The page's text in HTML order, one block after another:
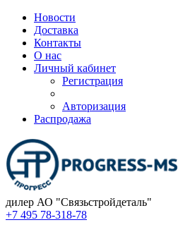
Новости
Доставка
Контакты
О нас
Личный кабинет
Регистрация
Авторизация
Распродажа
дилер АО "Связьстройдеталь"
+7 495 78-318-78